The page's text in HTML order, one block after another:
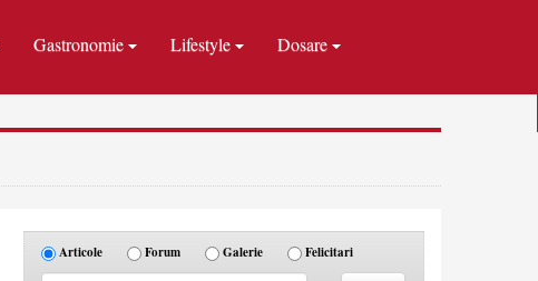
Gastronomie Lifestyle Dosare
Articole Forum Galerie Felicitari